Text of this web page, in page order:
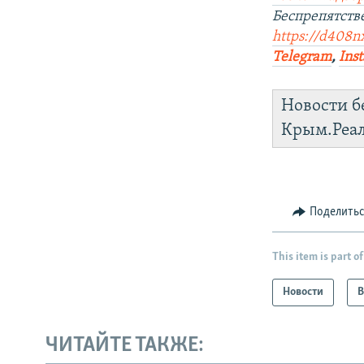
https://
Telegram,
Новости
This item is part of
Новости
ЧИТАЙТЕ ТАКЖЕ: